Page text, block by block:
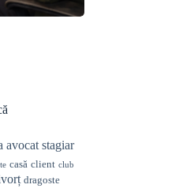
avocat stagiar
casă client club
dragoste